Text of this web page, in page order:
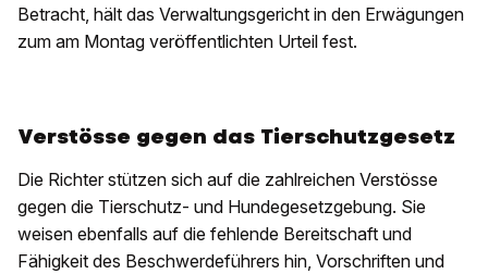
Betracht, hält das Verwaltungsgericht in den Erwägungen
zum am Montag veröffentlichten Urteil fest.
Verstösse gegen das Tierschutzgesetz
Die Richter stützen sich auf die zahlreichen Verstösse
gegen die Tierschutz- und Hundegesetzgebung. Sie
weisen ebenfalls auf die fehlende Bereitschaft und
Fähigkeit des Beschwerdeführers hin, Vorschriften und